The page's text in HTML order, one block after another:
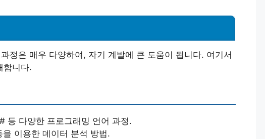
정은 매우 다양하여, 자기 계발에 큰 도움이 됩니다. 여기서
합니다.
등 다양한 프로그래밍 언어 과정.
이용한 데이터 분석 방법.